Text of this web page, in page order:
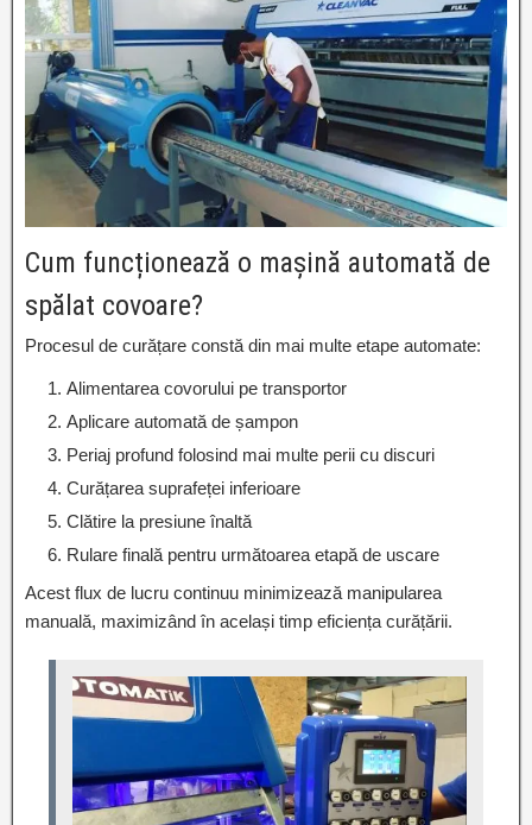
Cum funcționează o mașină automată de
spălat covoare?
Procesul de curățare constă din mai multe etape automate:
Alimentarea covorului pe transportor
Aplicare automată de șampon
Periaj profund folosind mai multe perii cu discuri
Curățarea suprafeței inferioare
Clătire la presiune înaltă
Rulare finală pentru următoarea etapă de uscare
Acest flux de lucru continuu minimizează manipularea
manuală, maximizând în același timp eficiența curățării.